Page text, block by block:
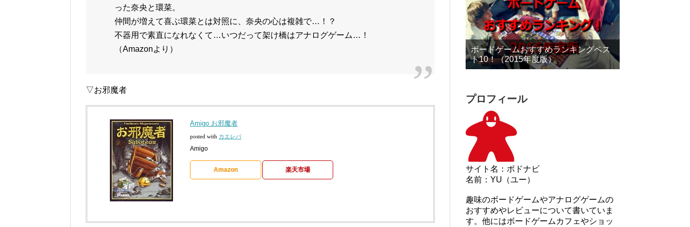
った奈央と環菜。
仲間が増えて喜ぶ環菜とは対照に、奈央の心は複雑で…！？
不器用で素直になれなくて…いつだって架け橋はアナログゲーム…！
（Amazonより）
▽お邪魔者
Amigo お邪魔者
posted with カエレバ
Amigo
Amazon 楽天市場
ボードゲームおすすめランキングベス
ト10！（2015年度版）
プロフィール
サイト名：ボドナビ
名前：YU（ユー）
趣味のボードゲームやアナログゲームの
おすすめやレビューについて書いていま
す。他にはボードゲームカフェやショッ